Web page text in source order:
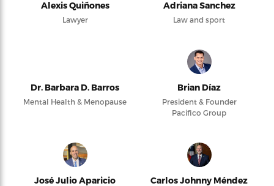
Alexis Quiñones
Lawyer
Adriana Sanchez
Law and sport
Dr. Barbara D. Barros
Mental Health & Menopause
Brian Díaz
President & Founder
Pacifico Group
José Julio Aparicio
Carlos Johnny Méndez